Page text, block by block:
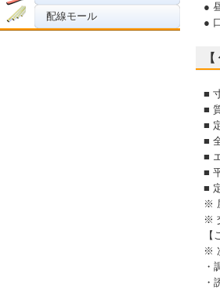
配線モール
●
●
■
■
■
■
■
■
■
※
※
【
※
・
・